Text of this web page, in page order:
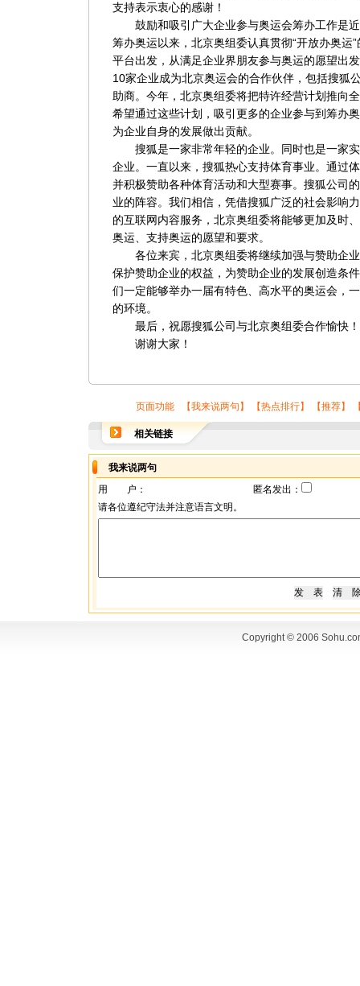
支持表示衷心的感谢！
鼓励和吸引广大企业参与奥运会筹办工作是近
筹办奥运以来，北京奥组委认真贯彻“开放办奥运
平台出发，从满足企业界朋友参与奥运的愿望出
10家企业成为北京奥运会的合作伙伴，包括搜狐
助商。今年，北京奥组委将把特许经营计划推向
希望通过这些计划，吸引更多的企业参与到筹办
为企业自身的发展做出贡献。
搜狐是一家非常年轻的企业。同时也是一家实
企业。一直以来，搜狐热心支持体育事业。通过
并积极赞助各种体育活动和大型赛事。搜狐公司
业的阵容。我们相信，凭借搜狐广泛的社会影响
的互联网内容服务，北京奥组委将能够更加及时
奥运、支持奥运的愿望和要求。
各位来宾，北京奥组委将继续加强与赞助企业
保护赞助企业的权益，为赞助企业的发展创造条
们一定能够举办一届有特色、高水平的奥运会，
的环境。
最后，祝愿搜狐公司与北京奥组委合作愉快！
谢谢大家！
页面功能 【我来说两句 】 【热点排行】 【推荐】
相关链接
我来说两句
用 户：
匿名发出：
请各位遵纪守法并注意语言文明。
Copyright © 2006